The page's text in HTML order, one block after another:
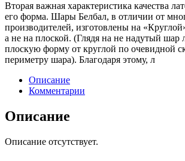
Вторая важная характеристика качества
его форма. Шары Белбал, в отличии от
производителей, изготовлены на
а не на плоской. (Глядя на не надутый шар
плоскую форму от круглой по очевидной
периметру шара). Благодаря этому, л
Описание
Комментарии
Описание
Описание отсутствует.